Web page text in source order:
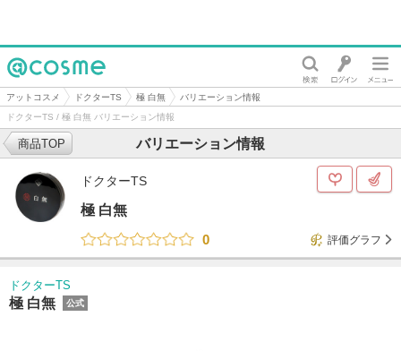
@cosme
アットコスメ ドクターTS 極 白無
バリエーション情報
ドクターTS / 極 白無 バリエーション情報
バリエーション情報
商品TOP
ドクターTS
極 白無
0
評価グラフ
ドクターTS
極 白無 公式